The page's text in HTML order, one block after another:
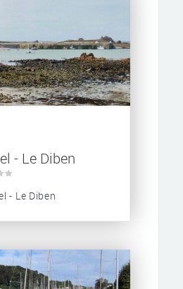
- Le Diben
- Le Diben